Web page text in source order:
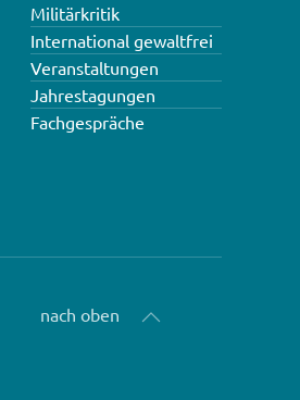
Militärkritik
International gewaltfrei
Veranstaltungen
Jahrestagungen
Fachgespräche
nach oben